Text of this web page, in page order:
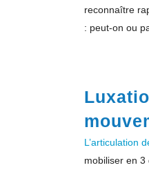
reconnaître
: peut-on ou
L’articulation
mobiliser en